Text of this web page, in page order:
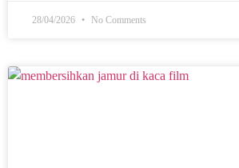
28/04/2026 No Comments